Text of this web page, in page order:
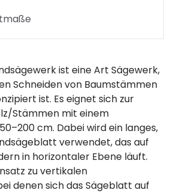
ist eine Art Sägewerk,
Schneiden von Baumstämmen
ist. Es eignet sich zur
Stämmen mit einem
cm. Dabei wird ein langes,
verwendet, das auf
in horizontaler Ebene läuft.
zu vertikalen
denen sich das Sägeblatt auf